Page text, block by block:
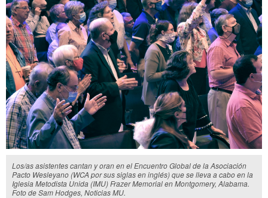
Los/as asistentes cantan y oran en el Encuentro Global de la Asociación
Pacto Wesleyano (WCA por sus siglas en inglés) que se lleva a cabo en la
Iglesia Metodista Unida (IMU) Frazer Memorial en Montgomery, Alabama.
Foto de Sam Hodges, Noticias MU.